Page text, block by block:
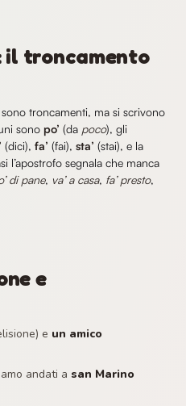
troncamento
troncamenti, ma si scrivono
sono po’ (da poco), gli
(dici), fa’ (fai), sta’ (stai), e la
l’apostrofo segnala che manca
di pane, va’ a casa, fa’ presto,
e
e un amico
andati a san Marino